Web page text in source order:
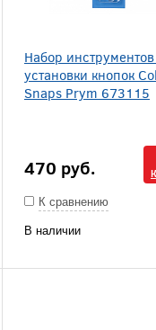
Набор
установки кнопок
Snaps Prym 673115
470 руб.
К сравнению
В наличии